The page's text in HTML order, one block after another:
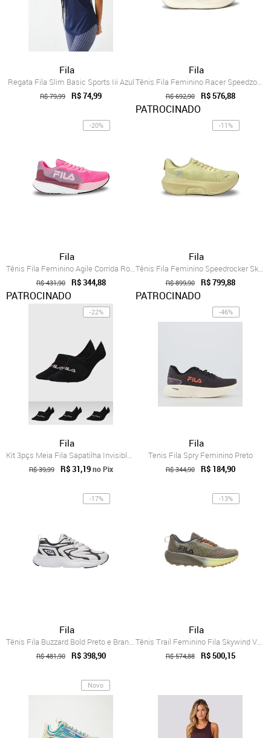
Fila
Regata Fila Slim Basic Sports Iii Azul
R$ 79,99 R$ 74,99
Fila
Tênis Fila Feminino Racer Speedzone Corr...
R$ 692,90 R$ 576,88
PATROCINADO
-20%
Fila
Tênis Fila Feminino Agile Corrida Rosa
R$ 431,90 R$ 344,88
PATROCINADO
-11%
Fila
Tênis Fila Feminino Speedrocker Skyfoam ...
R$ 899,90 R$ 799,88
PATROCINADO
-22%
Fila
Kit 3pçs Meia Fila Sapatilha Invisible Preta
R$ 39,99 R$ 31,19 no Pix
-46%
Fila
Tenis Fila Spry Feminino Preto
R$ 344,90 R$ 184,90
-17%
Fila
Tênis Fila Buzzard Bold Preto e Branco F...
R$ 481,90 R$ 398,90
-13%
Fila
Tênis Trail Feminino Fila Skywind Verde
R$ 574,88 R$ 500,15
Novo